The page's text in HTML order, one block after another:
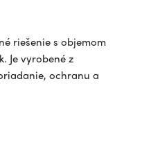
riešenie s objemom
Je vyrobené z
ochranu a